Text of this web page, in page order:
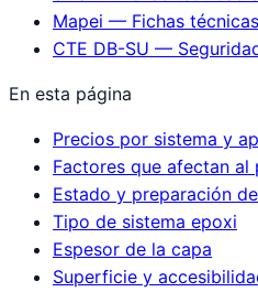
Mapei — Fichas
CTE DB-SU —
En esta página
Precios por sistema y
Factores que afectan al
Estado y preparación
Tipo de sistema epoxi
Espesor de la capa
Superficie y